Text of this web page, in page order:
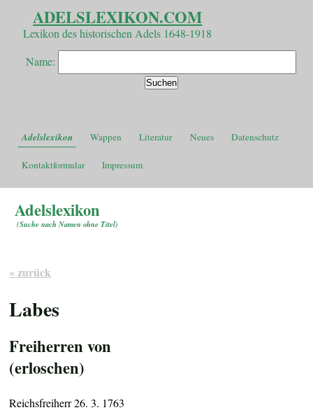
ADELSLEXIKON.COM
Lexikon des historischen Adels 1648-1918
Name:
Adelslexikon Wappen Literatur Neues Datenschutz
Kontaktformular Impressum
Adelslexikon
(Suche nach Namen ohne Titel)
« zurück
Labes
Freiherren von
(erloschen)
Reichsfreiherr 26. 3. 1763